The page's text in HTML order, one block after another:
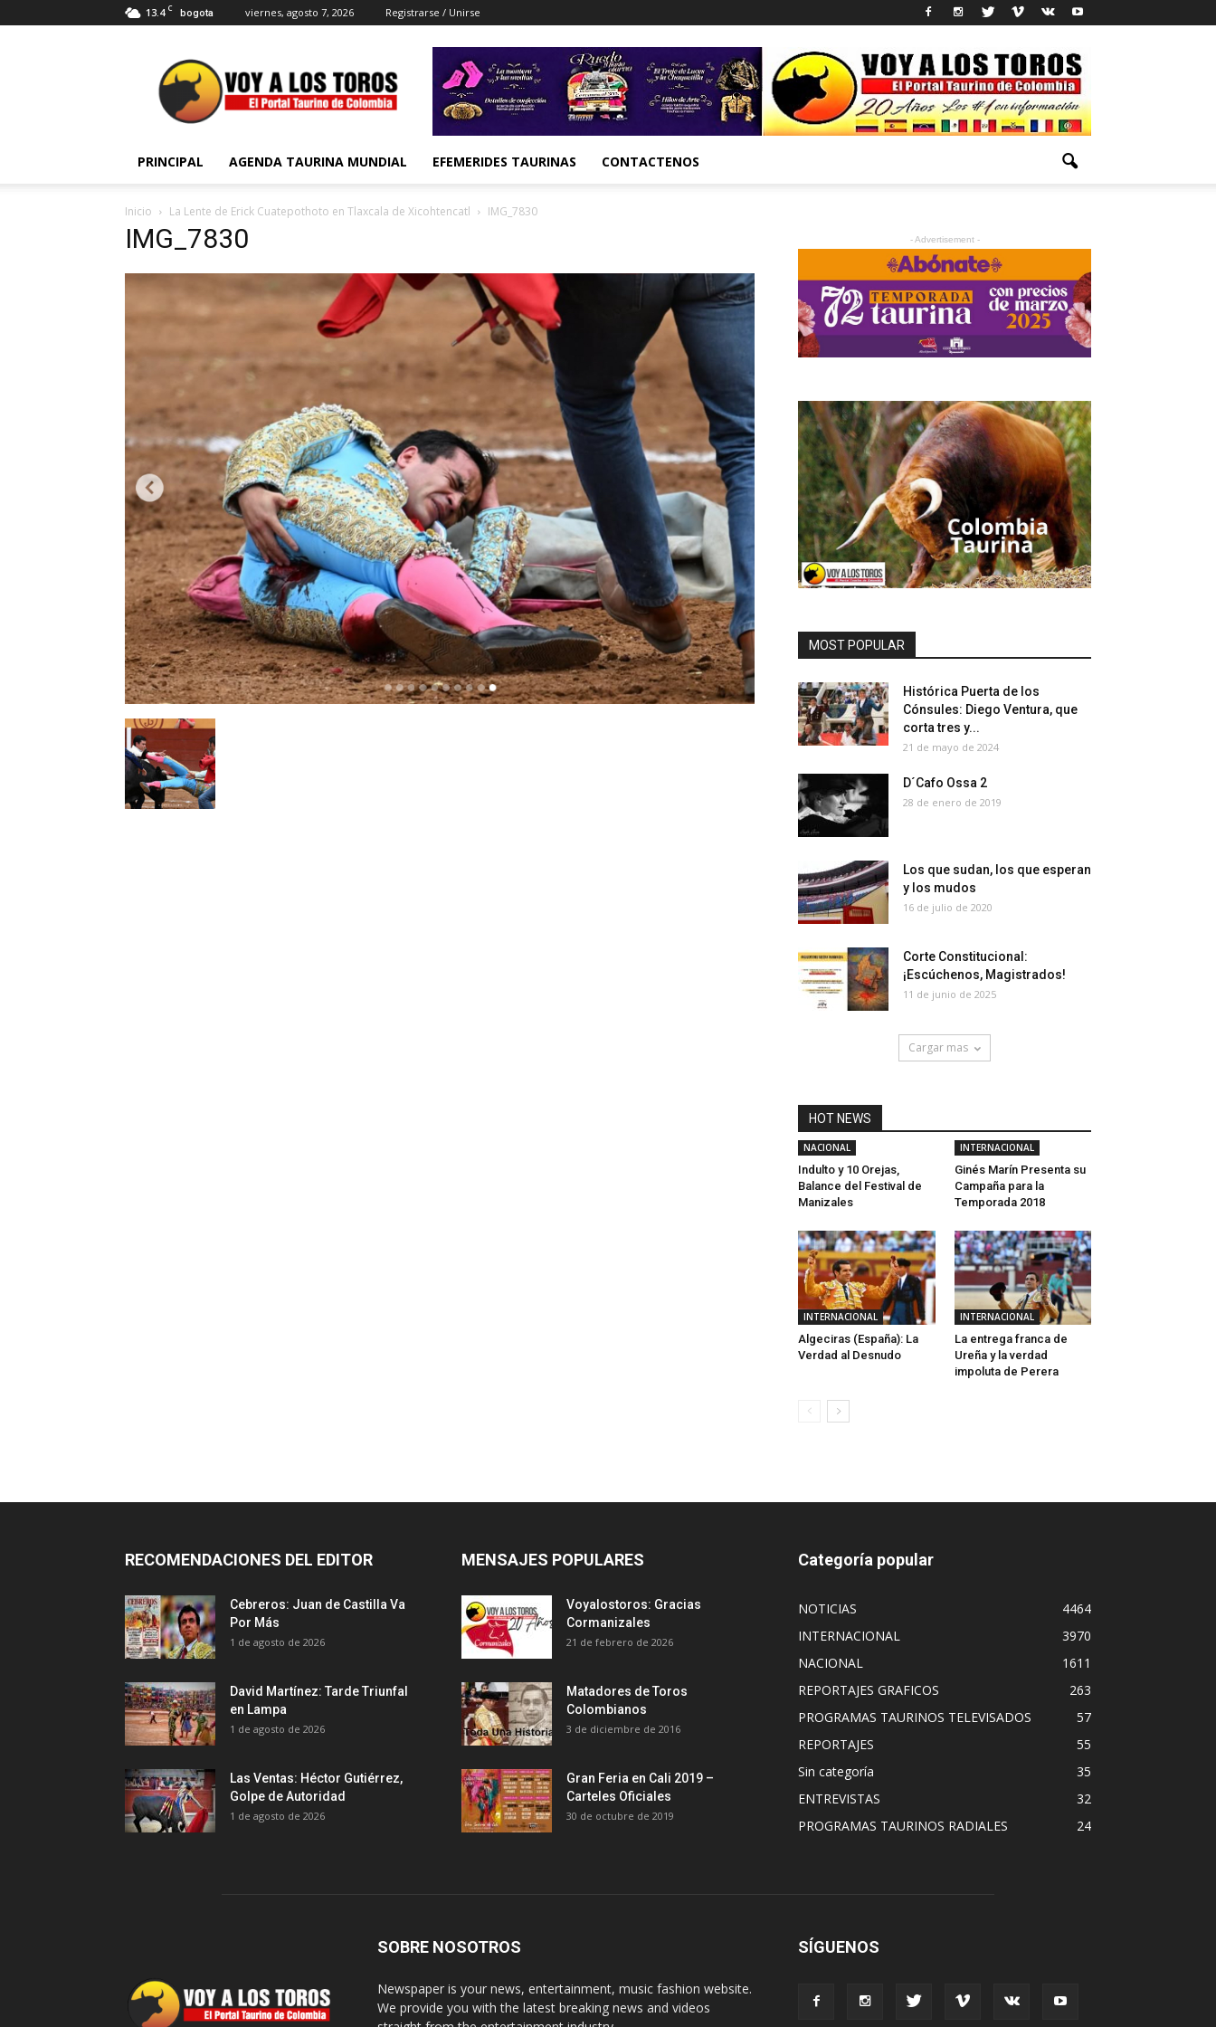
13.4 C bogota viernes, agosto 7, 2026 Registrarse / Unirse
Voy
a
Los
Toros
PRINCIPAL AGENDA TAURINA MUNDIAL EFEMERIDES TAURINAS CONTACTENOS
Inicio La Lente de Erick Cuatepothoto en Tlaxcala de Xicohtencatl IMG_7830
IMG_7830 - Advertisement -
MOST POPULAR
Histórica Puerta de los
Cónsules: Diego Ventura, que
corta tres y...
21 de mayo de 2024
D´Cafo Ossa 2
28 de enero de 2019
Los que sudan, los que esperan
y los mudos
16 de julio de 2020
Corte Constitucional:
¡Escúchenos, Magistrados!
11 de junio de 2025
Cargar mas
HOT NEWS
NACIONAL
Indulto y 10 Orejas,
Balance del Festival de
Manizales
INTERNACIONAL
Ginés Marín Presenta su
Campaña para la
Temporada 2018
INTERNACIONAL
Algeciras (España): La
Verdad al Desnudo
INTERNACIONAL
La entrega franca de
Ureña y la verdad
impoluta de Perera
RECOMENDACIONES DEL EDITOR
Cebreros: Juan de Castilla Va
Por Más
1 de agosto de 2026
David Martínez: Tarde Triunfal
en Lampa
1 de agosto de 2026
Las Ventas: Héctor Gutiérrez,
Golpe de Autoridad
1 de agosto de 2026
MENSAJES POPULARES
Voyalostoros: Gracias
Cormanizales
21 de febrero de 2026
Matadores de Toros
Colombianos
3 de diciembre de 2016
Gran Feria en Cali 2019 –
Carteles Oficiales
30 de octubre de 2019
Categoría popular
NOTICIAS
4464
INTERNACIONAL
3970
NACIONAL
1611
REPORTAJES GRAFICOS
263
PROGRAMAS TAURINOS TELEVISADOS
57
REPORTAJES
55
Sin categoría
35
ENTREVISTAS
32
PROGRAMAS TAURINOS RADIALES
24
SOBRE NOSOTROS
Newspaper is your news, entertainment, music fashion website.
We provide you with the latest breaking news and videos
SÍGUENOS